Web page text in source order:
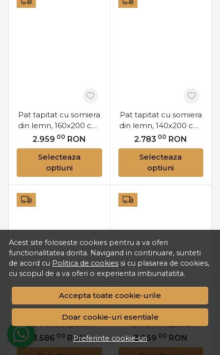
Pat tapitat cu somiera
din lemn, 160x200 cm,
Edvige WF2, Eltap
2.959 00 RON
Selecteaza
optiuni
Pat tapitat cu somiera
din lemn, 140x200 cm,
Edvige WF2, Eltap
2.783 00 RON
Selecteaza
optiuni
Pat tapitat cu somiera
din lemn, spatiu
pentru depozitare si
mecanism de ridicare
3.586 00 RON
Pat tapitat cu somiera
din lemn, spatiu
pentru depozitare si
mecanism de ridicare
3.069 00 RON
Acest site foloseste cookies pentru a va oferi
functionalitatea dorita. Navigand in continuare, sunteti
de acord cu Politica de cookies si cu plasarea de cookies,
cu scopul de a va oferi o experienta imbunatatita.
Accepta toate cookie-urile
Doar cookie-uri esentiale
Preferinte cookie-uri